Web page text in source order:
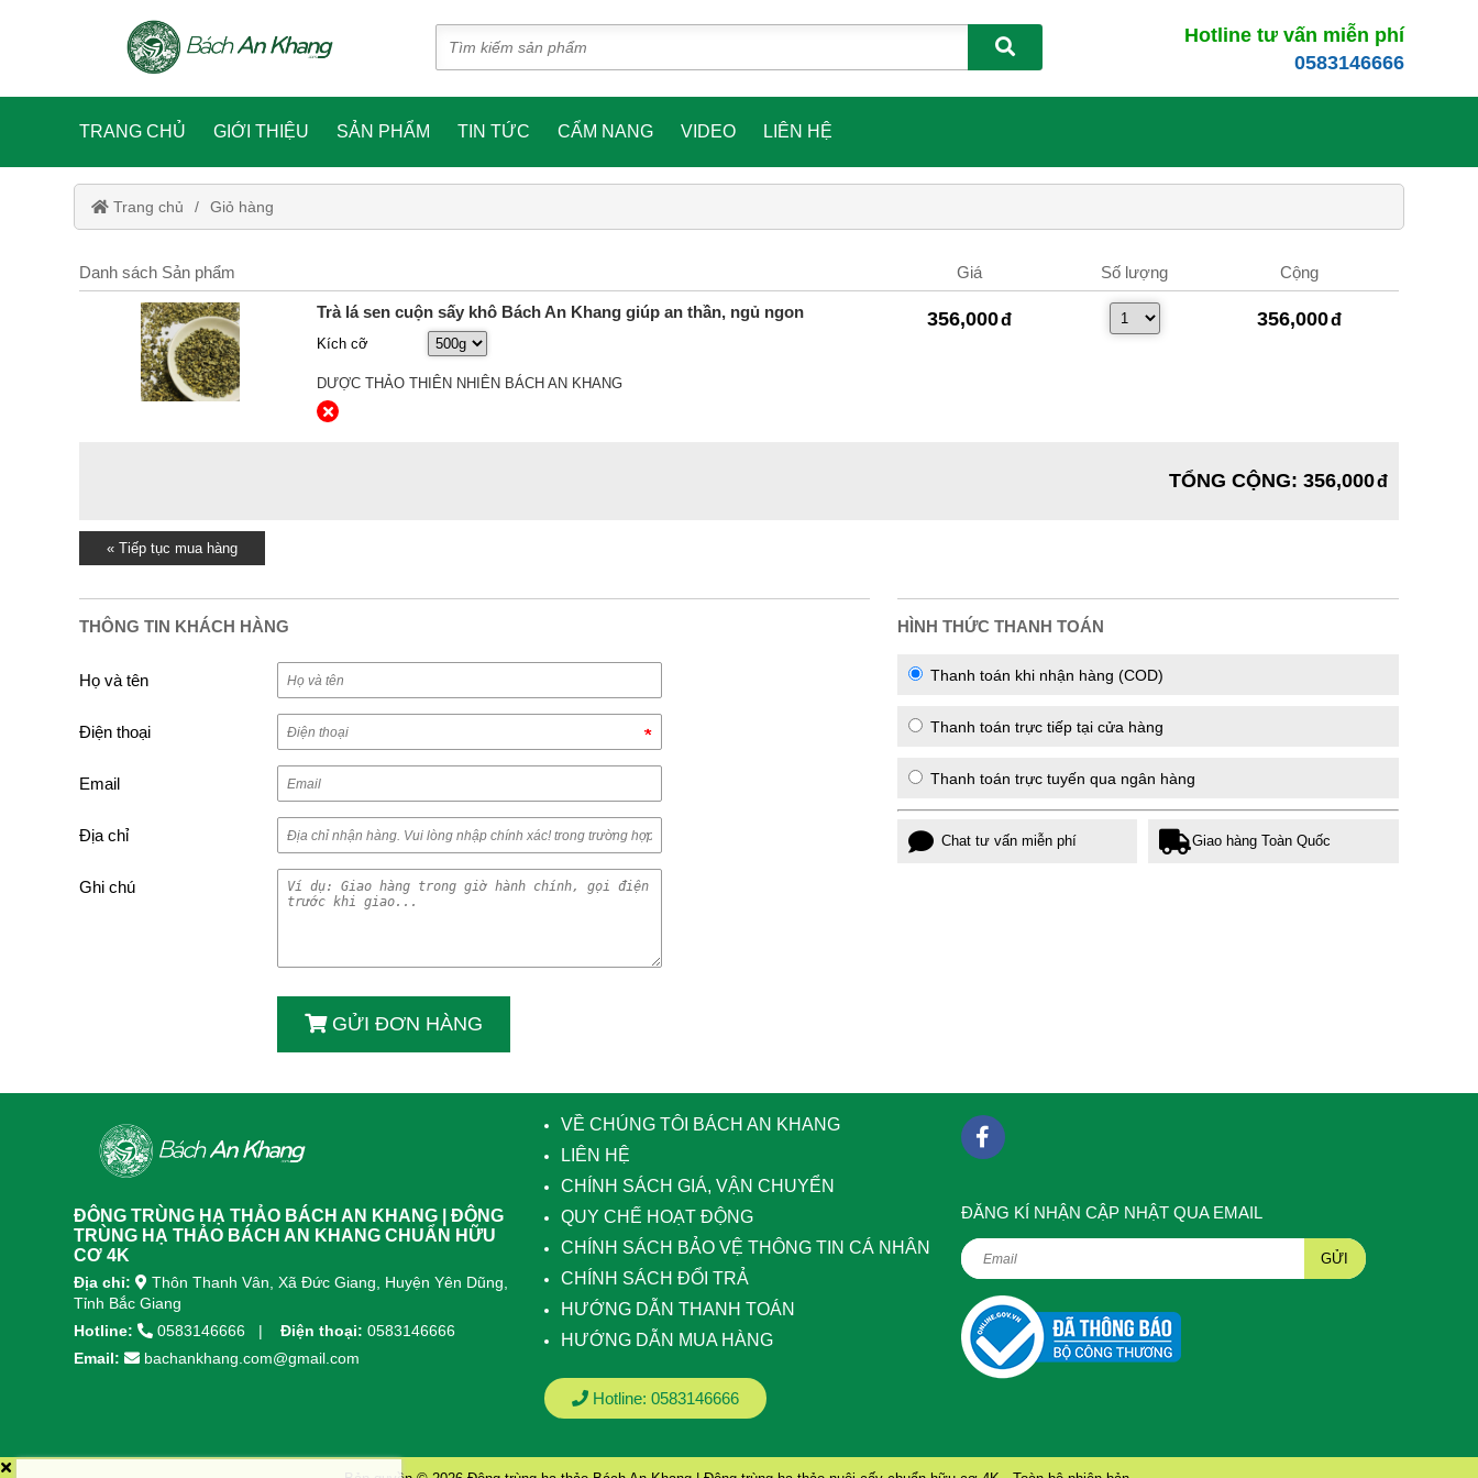
Hotline tư vấn miễn phí
0583146666
TRANG CHỦ GIỚI THIỆU SẢN PHẨM TIN TỨC CẨM NANG VIDEO LIÊN HỆ
Trang chủ Giỏ hàng
Danh sách Sản phẩm Giá Số lượng Cộng
Trà lá sen cuộn sấy khô Bách An Khang giúp an thần, ngủ ngon
Kích cỡ
DƯỢC THẢO THIÊN NHIÊN BÁCH AN KHANG
356,000 356,000
TỔNG CỘNG: 356,000
« Tiếp tục mua hàng
THÔNG TIN KHÁCH HÀNG
Họ và tên
Điện thoại
Email
Địa chỉ
Ghi chú
GỬI ĐƠN HÀNG
HÌNH THỨC THANH TOÁN
Thanh toán khi nhận hàng (COD)
Thanh toán trực tiếp tại cửa hàng
Thanh toán trực tuyến qua ngân hàng
Chat tư vấn miễn phí Giao hàng Toàn Quốc
ĐÔNG TRÙNG HẠ THẢO BÁCH AN KHANG | ĐÔNG
TRÙNG HẠ THẢO BÁCH AN KHANG CHUẨN HỮU
CƠ 4K
Địa chỉ:
Thôn Thanh Vân, Xã Đức Giang, Huyện Yên Dũng,
Tỉnh Bắc Giang
Hotline:
0583146666 Điện thoại: 0583146666
Email:
bachankhang.com@gmail.com
VỀ CHÚNG TÔI BÁCH AN KHANG
LIÊN HỆ
CHÍNH SÁCH GIÁ, VẬN CHUYỂN
QUY CHẾ HOẠT ĐỘNG
CHÍNH SÁCH BẢO VỆ THÔNG TIN CÁ NHÂN
CHÍNH SÁCH ĐỔI TRẢ
HƯỚNG DẪN THANH TOÁN
HƯỚNG DẪN MUA HÀNG
Hotline:0583146666
ÐĂNG KÍ NHẬN CẬP NHẬT QUA EMAIL
GỬI